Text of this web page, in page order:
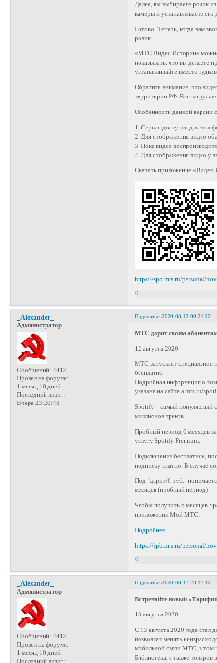
Далее, вы выбираете ролик
камеры и устанавливаете его
Готово! Теперь, когда вам
ролик.
«МТС Видео Истории» можно
показывать, что вы делаете
устанавливайте вместо
Обратите внимание, что
территории РФ. Все
Особенности данной версии
1. Сервис доступен для
2. Для отображения видео
3. Пока видео
4. Для отображения видео у
Скачать приложение
https://spb.mts.ru/personal/
0
Поделиться2020-08-12 00:24:22
_Alexander_
Администратор
Сообщений: 4412
Провел на форуме:
1 месяц 10 дней
Последний визит:
Вчера 23:20:48
МТС дарит своим
12 августа 2020
МТС запускает специальное
бесплатно
Подробная информация о
указана на сайте a.mts.ru/
Spotify – самый популярный
миллионов треков.
Пробный период 6 месяцев
услугу Spotify Premium.
Подключение бесплатное,
подписку платно. В случае
Под "дарит/0 руб."
месяцев (пробный период)
Чтобы получить 6 месяцев
приложении Мой МТС.
Подробнее
https://spb.mts.ru/personal/
0
Поделиться2020-08-13 23:12:42
_Alexander_
Администратор
Сообщений: 4412
Провел на форуме:
1 месяц 10 дней
Последний визит:
Встречайте новый
13 августа 2020
С 13 августа 2020 года
позволяет менять
мобильной связи МТС, в том
Библиотека, а также